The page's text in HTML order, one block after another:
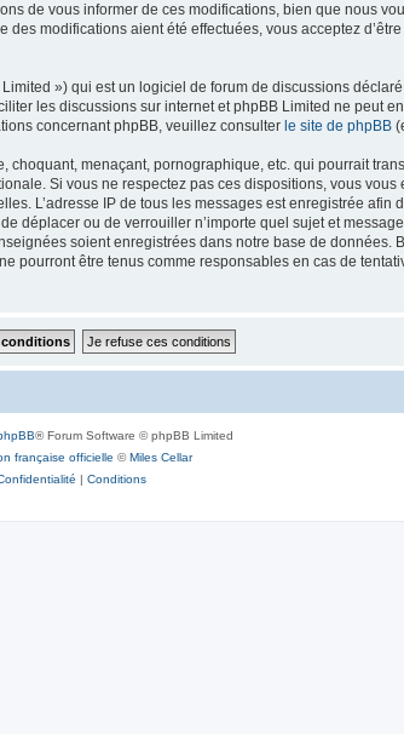
de vous informer de ces modifications, bien que nous
modifications aient été effectuées, vous acceptez
») qui est un logiciel de forum de discussions
les discussions sur internet et phpBB Limited ne peut
concernant phpBB, veuillez consulter le site de phpBB
menaçant, pornographique, etc. qui pourrait
Si vous ne respectez pas ces dispositions, vous
L’adresse IP de tous les messages est enregistrée afin
déplacer ou de verrouiller n’importe quel sujet et
soient enregistrées dans notre base de données.
pourront être tenus comme responsables en cas de
® Forum Software © phpBB Limited
française officielle ©Miles Cellar
| Conditions